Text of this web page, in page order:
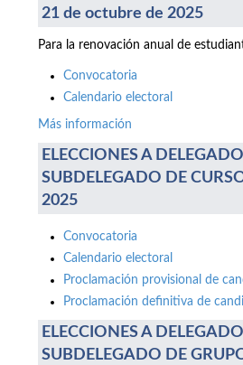
21 de octubre de 2025
Para la renovación anual de
Convocatoria
Calendario electoral
Más información
ELECCIONES A
SUBDELEGADO DE
2025
Convocatoria
Calendario electoral
Proclamación provisional de
Proclamación definitiva de
ELECCIONES A
SUBDELEGADO DE